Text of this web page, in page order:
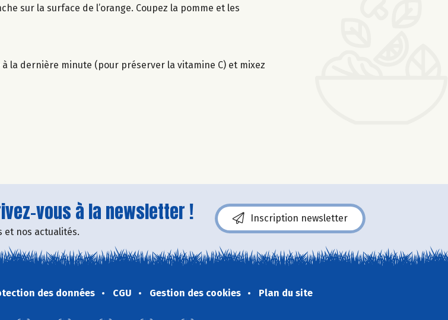
sur la surface de l’orange. Coupez la pomme et les
à la dernière minute (pour préserver la vitamine C) et mixez
vous à la newsletter !
et nos actualités.
Inscription newsletter
des données CGU Gestion des cookies Plan du site